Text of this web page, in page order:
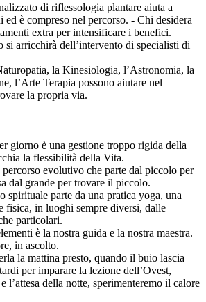
di riflessologia plantare aiuta a
ed è compreso nel percorso. - Chi desidera
extra per intensificare i benefici.
si arricchirà dell’intervento di specialisti di
la Kinesiologia, l’Astronomia, la
l’Arte Terapia possono aiutare nel
la propria via.
giorno è una gestione troppo rigida della
la flessibilità della Vita.
evolutivo che parte dal piccolo per
dal grande per trovare il piccolo.
spirituale parte da una pratica yoga, una
fisica, in luoghi sempre diversi, dalle
particolari.
è la nostra guida e la nostra maestra.
in ascolto.
la mattina presto, quando il buio lascia
per imparare la lezione dell’Ovest,
l’attesa della notte, sperimenteremo il calore